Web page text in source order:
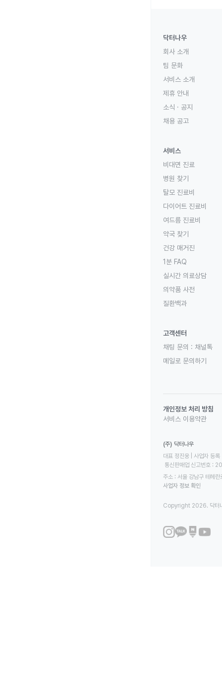
닥터나우
회사 소개
팀 문화
서비스 소개
제휴 안내
소식 · 공지
채용 공고
서비스
비대면 진료
병원 찾기
탈모 진료비
다이어트 진료비
여드름 진료비
약국 찾기
건강 매거진
1분 FAQ
실시간 의료상담
의약품 사전
질환백과
고객센터
채팅 문의 : 채널톡
메일로 문의하기
개인정보 처리 방침
서비스 이용약관
(주) 닥터나우
대표 정진웅 | 사업자
통신판매업 신고번호
주소 : 서울 강남구 테헤
사업자 정보 확인
Copyright 2026. 닥터